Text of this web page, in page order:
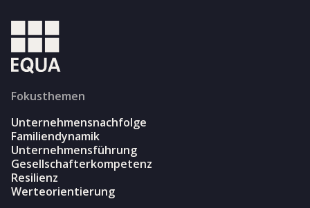
Fokusthemen
Unternehmensnachfolge
Familiendynamik
Unternehmensführung
Gesellschafterkompetenz
Resilienz
Werteorientierung